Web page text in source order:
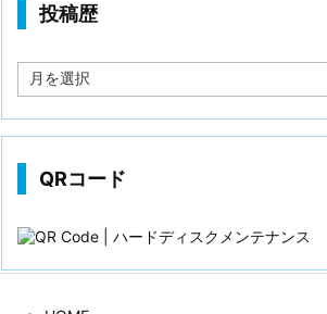
投稿歴
稿
QRコード